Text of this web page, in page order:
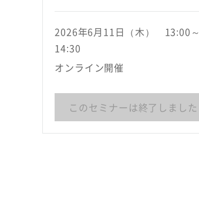
2026年6月11日（木） 13:00～
14:30
オンライン開催
このセミナーは終了しました